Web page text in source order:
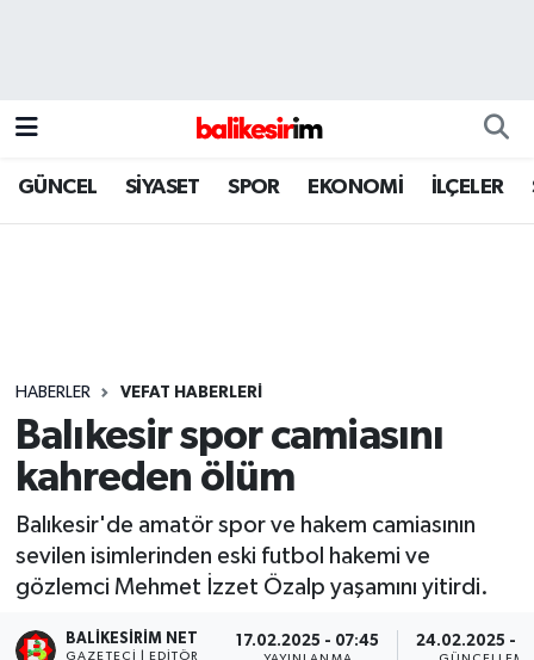
GÜNCEL SİYASET SPOR EKONOMİ İLÇELER
HABERLER VEFAT HABERLERİ
Balıkesir spor camiasını
kahreden ölüm
Balıkesir'de amatör spor ve hakem camiasının
sevilen isimlerinden eski futbol hakemi ve
gözlemci Mehmet İzzet Özalp yaşamını yitirdi.
BALIKESIRIM NET
GAZETECI | EDITÖR
17.02.2025 - 07:45 24.02.2025 -